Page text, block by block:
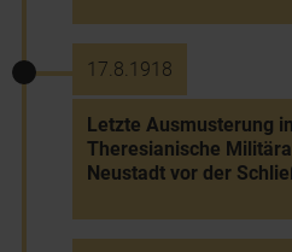
17.8.1918
Letzte Ausmusterung
Theresianische
Neustadt vor der